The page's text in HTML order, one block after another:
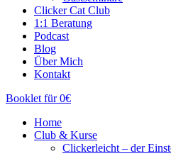
Clicker Cat Club
1:1 Beratung
Podcast
Blog
Über Mich
Kontakt
Booklet für 0€
Home
Club & Kurse
Clickerleicht – der